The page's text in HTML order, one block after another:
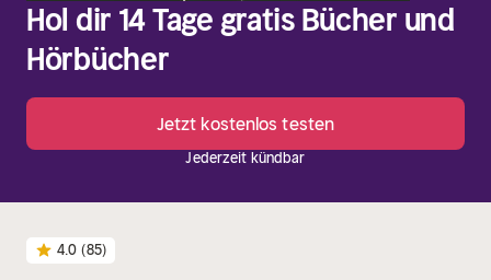
Hol dir 14 Tage gratis Bücher und
Hörbücher
Jetzt kostenlos testen
Jederzeit kündbar
4.0 (85)